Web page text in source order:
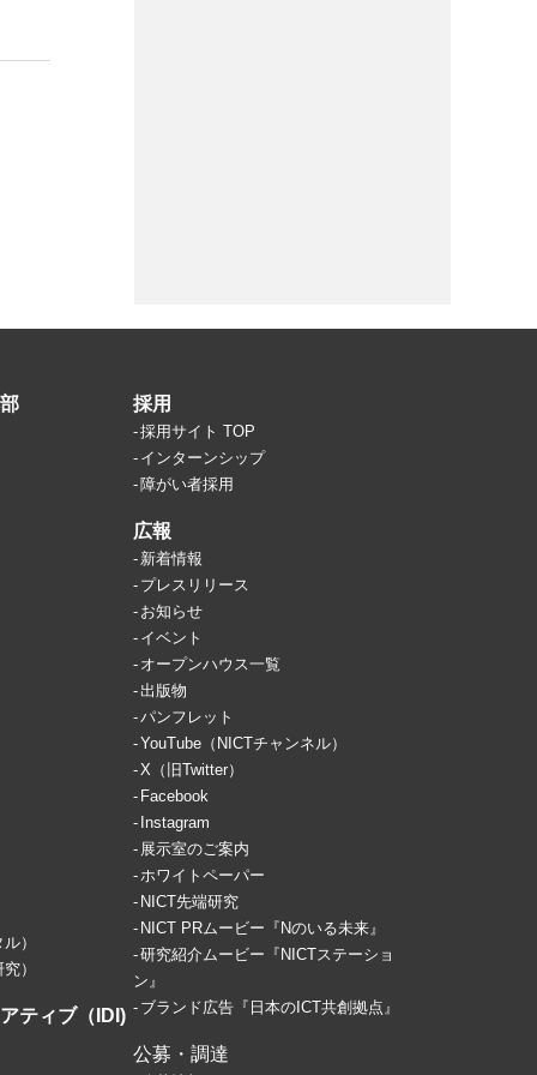
）
）
ティブ（IDI)
採用
採用サイト TOP
インターンシップ
障がい者採用
広報
新着情報
プレスリリース
お知らせ
イベント
オープンハウス一覧
出版物
パンフレット
YouTube（NICTチャンネル）
X（旧Twitter）
Facebook
Instagram
展示室のご案内
ホワイトペーパー
NICT先端研究
NICT PRムービー『Nのいる未来』
研究紹介ムービー『NICTステーショ
ン』
ブランド広告『日本のICT共創拠点』
公募・調達